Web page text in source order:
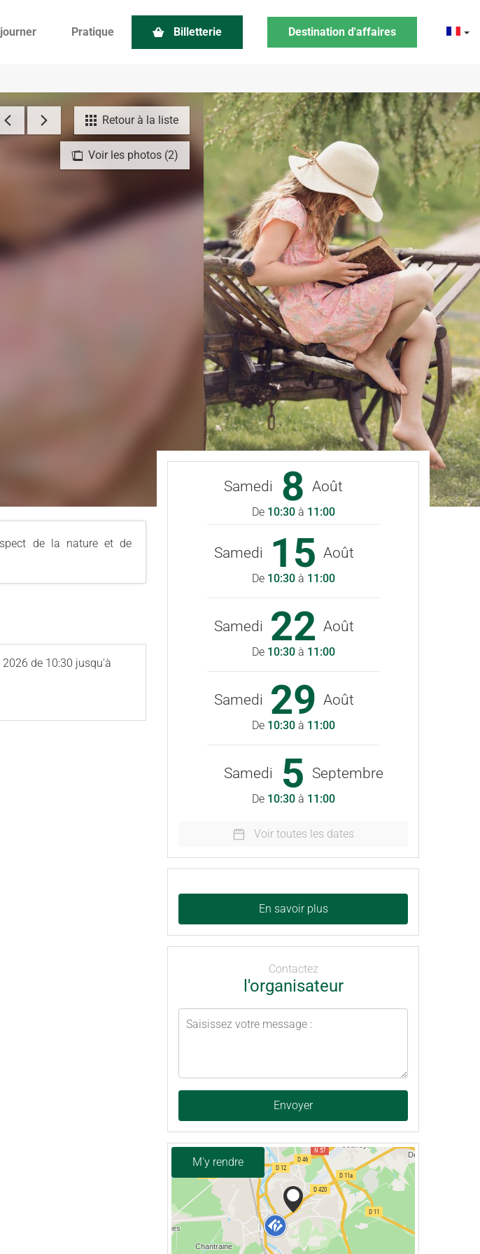
Pratique Billetterie Destination d'affaires
Retour à la liste
Voir les photos (2)
de la nature et de
2026 de 10:30 jusqu'à
Samedi 8 Août
De 10:30 à 11:00
Samedi 15 Août
De 10:30 à 11:00
Samedi 22 Août
De 10:30 à 11:00
Samedi 29 Août
De 10:30 à 11:00
Samedi 5 Septembre
De 10:30 à 11:00
Voir toutes les dates
En savoir plus
Contactez
l'organisateur
Envoyer
M'y rendre